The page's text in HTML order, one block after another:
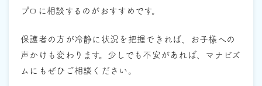
プロに相談するのがおすすめです。
保護者の方が冷静に状況を把握できれば、お子様への
声かけも変わります。少しでも不安があれば、マナビズ
ムにもぜひご相談ください。